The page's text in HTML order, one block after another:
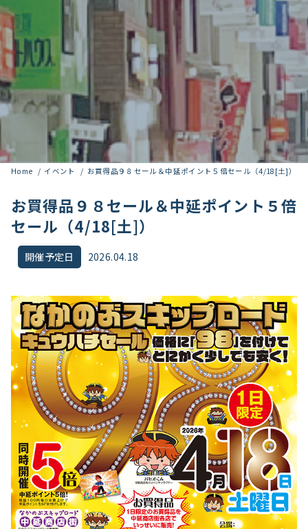
Home イベント お買得品９８セール＆中延ポイント５倍セール（4/18[土]）
お買得品９８セール＆中延ポイント５倍
セール（4/18[土]）
開催予定日 2026.04.18